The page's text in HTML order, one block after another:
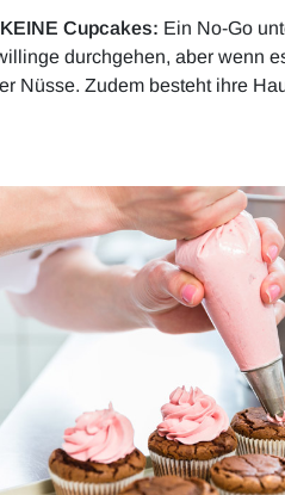
Cupcakes: Ein No-Go
durchgehen, aber wenn
Nüsse. Zudem besteht ihre